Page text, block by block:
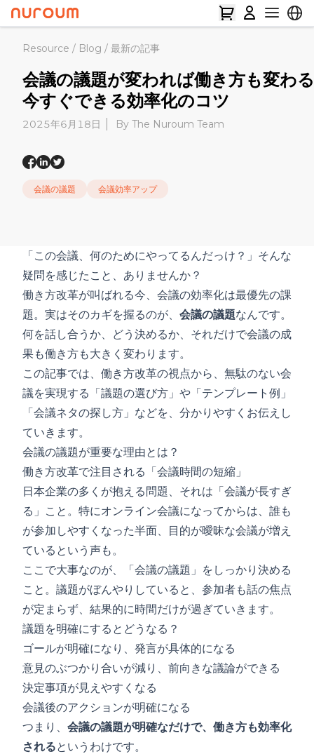
Resource / Blog / 最新の記事
会議の議題が変われば働き方も変わ
今すぐできる効率化のコツ
2025年6月18日 By The Nuroum Team
会議の議題 会議効率アップ
「この会議、何のためにやってるんだっけ？」そんな
疑問を感じたこと、ありませんか？
働き方改革が叫ばれる今、 会議の効率化は最優先の課
題。実はそのカギを握るのが、 会議の議題なんです。
何を話し合うか、どう決めるか、それだけで会議の成
果も働き方も大きく変わります。
この記事では、働き方改革の視点から、無駄のない会
議を実現する「議題の選び方」や「テンプレート例」
「会議ネタの探し方」などを、分かりやすくお伝えし
ていきます。
会議の議題が重要な理由とは？
働き方改革で注目される「会議時間の短縮 」
日本企業の多くが抱える問題、それは「会議が長すぎ
る」こと。特にオンライン会議になってからは、誰も
が参加しやすくなった半面、目的が曖昧な会議が増え
ているという声も。
ここで大事なのが、「会議の議題」をしっかり決める
こと。議題がぼんやりしていると、参加者も話の焦点
が定まらず、結果的に時間だけが過ぎていきます。
議題を明確にするとどうなる？
ゴールが明確になり、発言が具体的になる
意見のぶつかり合いが減り、前向きな議論ができる
決定事項が見えやすくなる
会議後のアクションが明確になる
つまり、 会議の議題が明確なだけで、働き方も効率化
されるというわけです。